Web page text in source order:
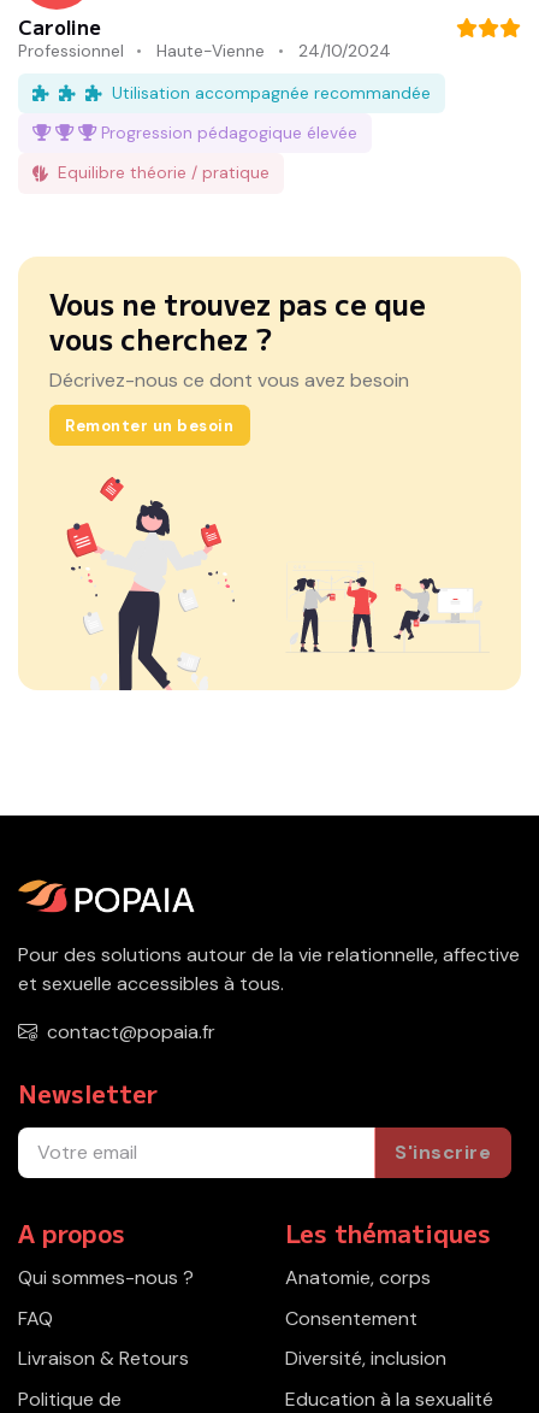
Caroline
Professionnel Haute-Vienne 24/10/2024
Utilisation accompagnée recommandée
Progression pédagogique élevée
Equilibre théorie / pratique
Vous ne trouvez pas ce que
vous cherchez ?
Décrivez-nous ce dont vous avez besoin
Remonter un besoin
Pour des solutions autour de la vie relationnelle, affective
et sexuelle accessibles à tous.
contact@popaia.fr
Newsletter
S'inscrire
A propos
Qui sommes-nous ?
FAQ
Livraison & Retours
Politique de
Les thématiques
Anatomie, corps
Consentement
Diversité, inclusion
Education à la sexualité